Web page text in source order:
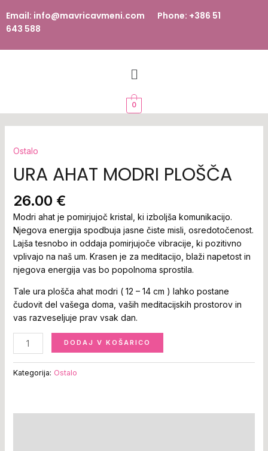
Email: info@mavricavmeni.com Phone: +386 51
643 588
0
Ostalo
URA AHAT MODRI PLOŠČA
26.00 €
Modri ahat je pomirjujoč kristal, ki izboljša komunikacijo.
Njegova energija spodbuja jasne čiste misli, osredotočenost.
Lajša tesnobo in oddaja pomirjujoče vibracije, ki pozitivno
vplivajo na naš um. Krasen je za meditacijo, blaži napetost in
njegova energija vas bo popolnoma sprostila.
Tale ura plošča ahat modri ( 12 – 14 cm ) lahko postane
čudovit del vašega doma, vaših meditacijskih prostorov in
vas razveseljuje prav vsak dan.
DODAJ V KOŠARICO
Kategorija: Ostalo